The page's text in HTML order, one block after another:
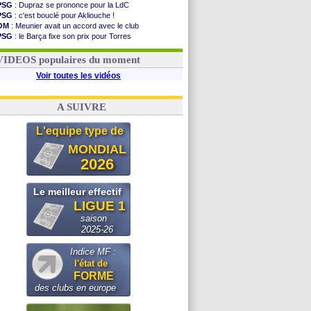
: Dupraz se prononce pour la LdC
: c'est bouclé pour Akliouche !
: Meunier avait un accord avec le club
: le Barça fixe son prix pour Torres
: Torres souhaite rejoindre le PSG !
populaires du moment
Voir toutes les vidéos
A SUIVRE
L'equipe type de
MONDIAL
2026
Le meilleur effectif
LIGUE 1
saison
2025-26
Indice MF :
l'état de
FORME
des clubs en europe